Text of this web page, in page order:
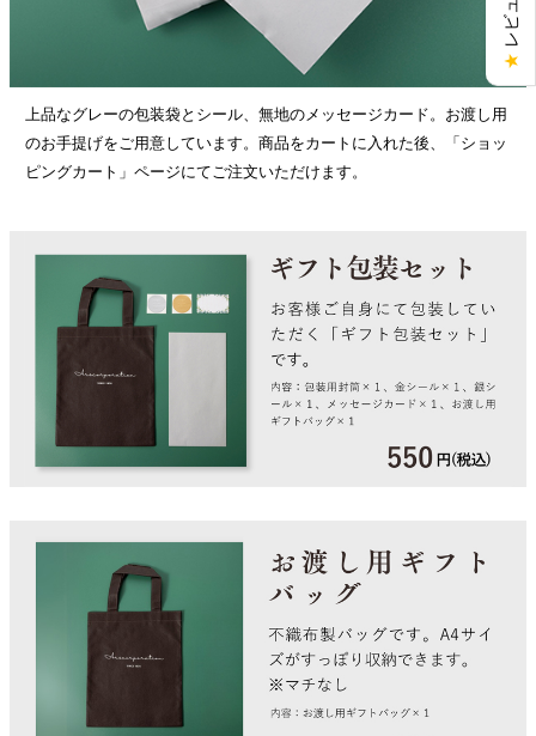
上品なグレーの包装袋とシール、無地のメッセージカード。お渡し用
のお手提げをご用意しています。商品をカートに入れた後、「ショッ
ピングカート」ページにてご注文いただけます。
★